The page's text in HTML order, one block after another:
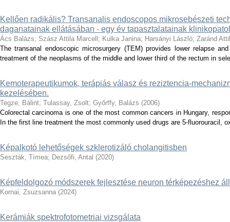
Kellően radikális? Transanalis endoscopos mikrosebészeti
daganatainak ellátásában - egy év tapasztalatainak
Ács Balázs; Szász Attila Marcell ; Kulka Janina; Harsányi László; Zaránd
The transanal endoscopic microsurgery (TEM) provides lower relapse
treatment of the neoplasms of the middle and lower third of the rectum in
Kemoterapeutikumok, terápiás válasz és reziztencia-
kezelésében.
Tegze, Bálint; Tulassay, Zsolt; Győrffy, Balázs (2006)
Colorectal carcinoma is one of the most common cancers in Hungary,
In the first line treatment the most commonly used drugs are 5-fluorouracil,
Képalkotó lehetőségek szklerotizáló cholangitisben
Seszták, Tímea; Dezsőfi, Antal (2020)
Képfeldolgozó módszerek fejlesztése neuron térképezéshez
Kornai, Zsuzsanna (2024)
Kerámiák spektrofotometriai vizsgálata